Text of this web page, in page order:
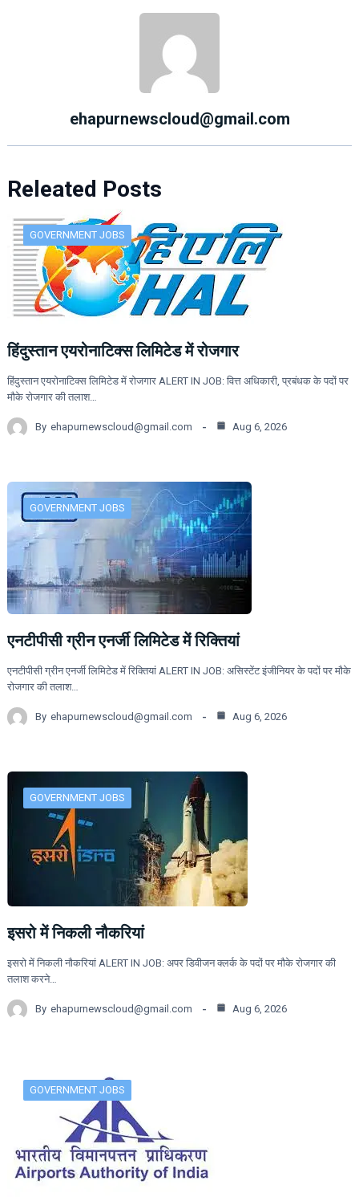
ehapurnewscloud@gmail.com
Releated Posts
GOVERNMENT JOBS
हिंदुस्तान एयरोनाटिक्स लिमिटेड में रोजगार
हिंदुस्तान एयरोनाटिक्स लिमिटेड में रोजगार ALERT IN JOB: वित्त अधिकारी, प्रबंधक के पदों पर
मौके रोजगार की तलाश…
By ehapurnewscloud@gmail.com Aug 6, 2026
GOVERNMENT JOBS
एनटीपीसी ग्रीन एनर्जी लिमिटेड में रिक्तियां
एनटीपीसी ग्रीन एनर्जी लिमिटेड में रिक्तियां ALERT IN JOB: असिस्टेंट इंजीनियर के पदों पर मौके
रोजगार की तलाश…
By ehapurnewscloud@gmail.com Aug 6, 2026
GOVERNMENT JOBS
इसरो में निकली नौकरियां
इसरो में निकली नौकरियां ALERT IN JOB: अपर डिवीजन क्लर्क के पदों पर मौके रोजगार की
तलाश करने…
By ehapurnewscloud@gmail.com Aug 6, 2026
GOVERNMENT JOBS